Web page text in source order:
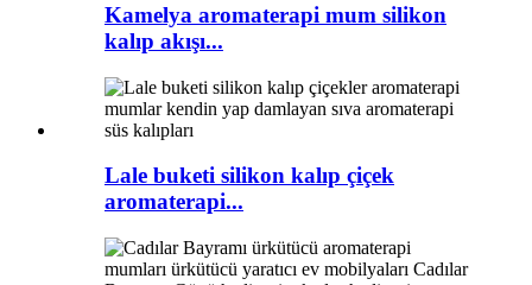
Kamelya aromaterapi mum silikon
kalıp akışı...
Lale buketi silikon kalıp çiçek
aromaterapi...